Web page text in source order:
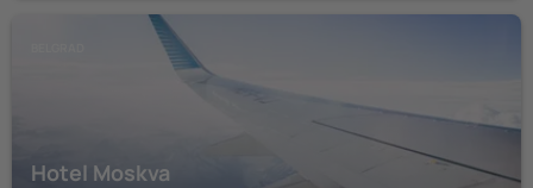
Hotel Moskva